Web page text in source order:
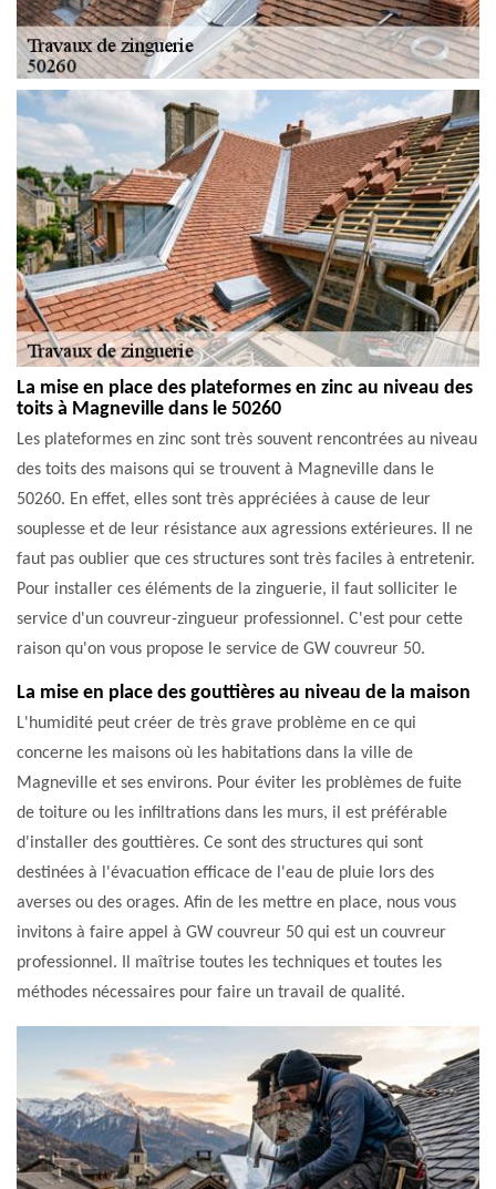
La mise en place des plateformes en zinc au niveau des
toits à Magneville dans le 50260
Les plateformes en zinc sont très souvent rencontrées au niveau
des toits des maisons qui se trouvent à Magneville dans le
50260. En effet, elles sont très appréciées à cause de leur
souplesse et de leur résistance aux agressions extérieures. Il ne
faut pas oublier que ces structures sont très faciles à entretenir.
Pour installer ces éléments de la zinguerie, il faut solliciter le
service d'un couvreur-zingueur professionnel. C'est pour cette
raison qu'on vous propose le service de GW couvreur 50.
La mise en place des gouttières au niveau de la maison
L'humidité peut créer de très grave problème en ce qui
concerne les maisons où les habitations dans la ville de
Magneville et ses environs. Pour éviter les problèmes de fuite
de toiture ou les infiltrations dans les murs, il est préférable
d'installer des gouttières. Ce sont des structures qui sont
destinées à l'évacuation efficace de l'eau de pluie lors des
averses ou des orages. Afin de les mettre en place, nous vous
invitons à faire appel à GW couvreur 50 qui est un couvreur
professionnel. Il maîtrise toutes les techniques et toutes les
méthodes nécessaires pour faire un travail de qualité.